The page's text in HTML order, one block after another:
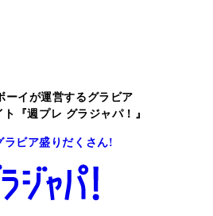
ーイが運営するグラビア
『週プレ グラジャパ！』
ラビア盛りだくさん!